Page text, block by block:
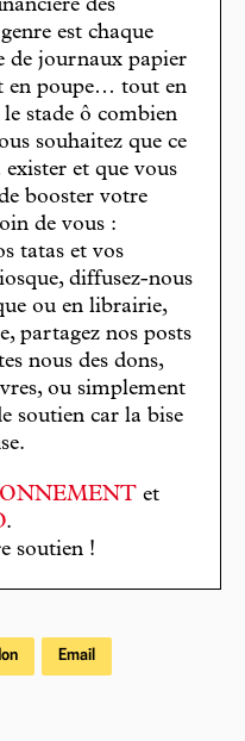
des
est chaque
de journaux papier
en poupe… tout en
stade ô combien
souhaitez que ce
et que vous
booster votre
de vous :
tatas et vos
diffusez-nous
ou en librairie,
partagez nos posts
nous des dons,
ou simplement
soutien car la bise
et
.
soutien !
Email